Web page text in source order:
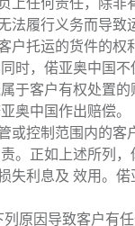
法履行义务而导致
户托运的货件的
时，偌亚奥中国
于客户有权处置
奥中国作出赔偿。
或控制范围内的
。正如上述所列
失利息及 效用。
原因导致客户有